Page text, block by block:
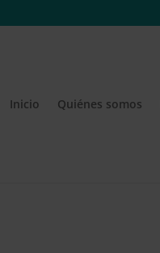
Inicio Quiénes somos